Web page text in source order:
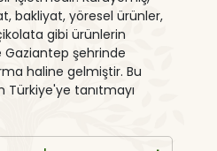
bakliyat, yöresel ürünler,
gibi ürünlerin
Gaziantep şehrinde
haline gelmiştir. Bu
tanıtmayı